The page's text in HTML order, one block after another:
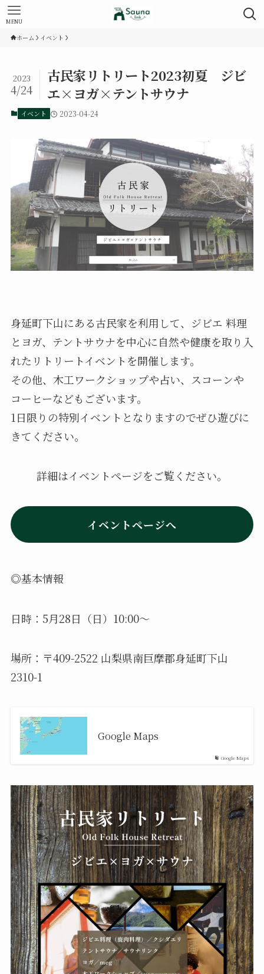
MENU
ホーム イベント
古民家リトリート2023初夏 ジビ
エ×ヨガ×テントサウナ
2023
4/24
イベント 2023-04-24
身延町下山にある古民家を利用して、ジビエ 料理
とヨガ、テントサウナを中心に自然や健康を取り入
れたリトリートイベントを開催します。
その他、木工ワークショップや占い、スコーンや
コーヒーなどもございます。
1日限りの特別イベントとなりますのでぜひ遊びに
きてください。
詳細はイベントページをご覧ください。
イベントページへ
◎基本情報
日時：5月28日（日）10:00〜
場所：〒409-2522 山梨県南巨摩郡身延町下山
2310-1
Google Maps
Google Maps